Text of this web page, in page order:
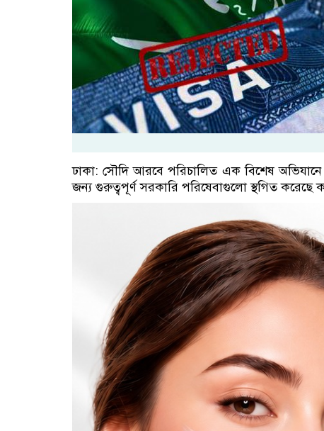
ঢাকা: সৌদি আরবে পরিচালিত এক বিশেষ অভিযানে
জন্য গুরুত্বপূর্ণ সরকারি পরিষেবাগুলো স্থগিত